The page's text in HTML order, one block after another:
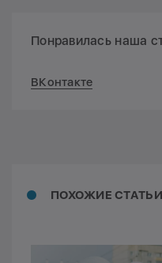
Понравилась наша
ВКонтакте
ПОХОЖИЕ СТАТЬИ